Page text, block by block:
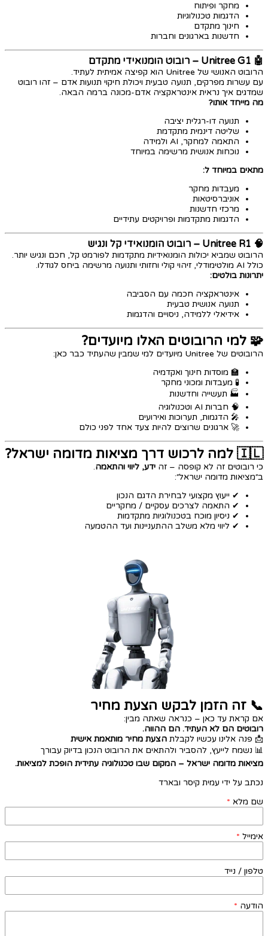
מחקר ופיתוח
הדגמות טכנולוגיות
חינוך מתקדם
חדשנות בארגונים וחברות
🤖 Unitree G1 – רובוט הומנואידי מתקדם
הרובוט האנושי של Unitree הוא קפיצה אמיתית לעתיד.
עם עשרות מפרקים, תנועה טבעית ויכולת חיקוי תנועות אדם – זהו רובוט
שמדגים איך נראית אינטראקציה אדם-מכונה ברמה הבאה.
מה מייחד אותו?
תנועה דו-רגלית יציבה
שליטה דינמית מתקדמת
התאמה למחקר, AI ולמידה
נוכחות אנושית מרשימה במיוחד
מתאים במיוחד ל:
מעבדות מחקר
אוניברסיטאות
מרכזי חדשנות
הדגמות מתקדמות ופרויקטים עתידיים
🧠 Unitree R1 – רובוט הומנואידי קל ונגיש
הרובוט שמביא יכולות הומנואידיות מתקדמות לפורמט קל, חכם ונגיש יותר.
כולל AI מולטימודלי, זיהוי קולי וחזותי ותנועה מרשימה ביחס לגודלו.
יתרונות בולטים:
אינטראקציה חכמה עם הסביבה
תנועה אנושית טבעית
אידיאלי ללמידה, ניסויים והדגמות
🧩 למי הרובוטים האלו מיועדים?
הרובוטים של Unitree מיועדים למי שמבין שהעתיד כבר כאן:
🏫 מוסדות חינוך ואקדמיה
🧪 מעבדות ומכוני מחקר
🏭 תעשייה וחדשנות
🧠 חברות AI וטכנולוגיה
🎤 הדגמות, תערוכות ואירועים
🚀 ארגונים שרוצים להיות צעד אחד לפני כולם
🇮🇱 למה לרכוש דרך מציאות מדומה ישראל?
כי רובוטים זה לא קופסה – זה ידע, ליווי והתאמה.
ב״מציאות מדומה ישראל״:
✔ ייעוץ מקצועי לבחירת הדגם הנכון
✔ התאמה לצרכים עסקיים / מחקריים
✔ ניסיון מוכח בטכנולוגיות מתקדמות
✔ ליווי מלא משלב ההתעניינות ועד ההטמעה
📞 זה הזמן לבקש הצעת מחיר
אם קראת עד כאן – כנראה שאתה מבין:
רובוטים הם לא העתיד. הם ההווה.
📩 פנה אלינו עכשיו לקבלת הצעת מחיר מותאמת אישית
📊 נשמח לייעץ, להסביר ולהתאים את הרובוט הנכון בדיוק עבורך
מציאות מדומה ישראל – המקום שבו טכנולוגיה עתידית הופכת למציאות.
נכתב על ידי עמית קיסר ובארד
שם מלא *
אימייל *
טלפון / נייד
הודעה *